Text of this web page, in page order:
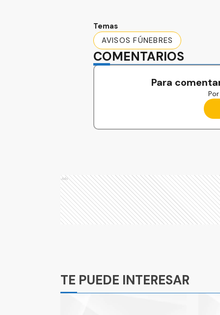
Temas
AVISOS FÚNEBRES
COMENTARIOS
Para
Ads
TE PUEDE INTERESAR